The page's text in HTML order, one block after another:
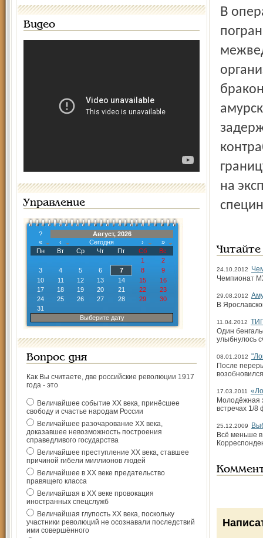
Видео
Управление
?
Август, 2026
«
‹ Сегодня ›
»
Пн
Вт Ср Чт Пт Сб
Вс
1
2
3
4 5 6 7 8
9
10
11 12 13 14 15
16
17
18 19 20 21 22
23
24
25 26 27 28 29
30
31
Выберите дату
Вопрос дня
Как Вы считаете, две российские революции 1917
года - это
Величайшее событие ХХ века, принёсшее
свободу и счастье народам России
Величайшее разочарование ХХ века,
доказавшее невозможность построения
справедливого государства
Величайшее преступление ХХ века, ставшее
причиной гибели миллионов людей
Величайшее в ХХ веке предательство
правящего класса
Величайшая в ХХ веке провокация
иностранных спецслужб
Величайшая глупость ХХ века, поскольку
участники революций не осознавали последствий
ими совершённого
В операции по задержанию преступников участвовали
на
24.10.2012
Чемпионат
29.08.2012
В
11.04.2012
Один
улыбнулось
08.01.2012
После
17.03.2011
Молодёжная
встречах 1/8
25.12.2009
Всё меньше в